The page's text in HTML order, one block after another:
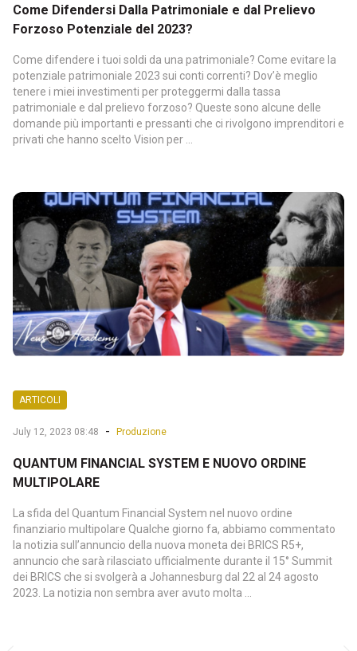
Come Difendersi Dalla Patrimoniale e dal Prelievo
Forzoso Potenziale del 2023?
Come difendere i tuoi soldi da una patrimoniale? Come evitare la
potenziale patrimoniale 2023 sui conti correnti? Dov’è meglio
tenere i miei investimenti per proteggermi dalla tassa
patrimoniale e dal prelievo forzoso? Queste sono alcune delle
domande più importanti e pressanti che ci rivolgono imprenditori e
privati che hanno scelto Vision per ...
ARTICOLI
July 12, 2023 08:48 - Produzione
QUANTUM FINANCIAL SYSTEM E NUOVO ORDINE
MULTIPOLARE
La sfida del Quantum Financial System nel nuovo ordine
finanziario multipolare Qualche giorno fa, abbiamo commentato
la notizia sull’annuncio della nuova moneta dei BRICS R5+,
annuncio che sarà rilasciato ufficialmente durante il 15° Summit
dei BRICS che si svolgerà a Johannesburg dal 22 al 24 agosto
2023. La notizia non sembra aver avuto molta ...